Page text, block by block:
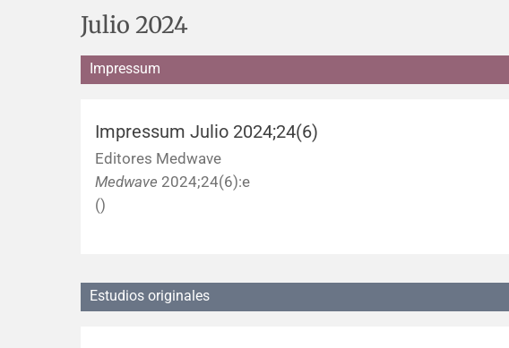
Julio 2024
Impressum
Impressum Julio 2024;24(6)
Editores Medwave
Medwave 2024;24(6):e
()
Estudios originales